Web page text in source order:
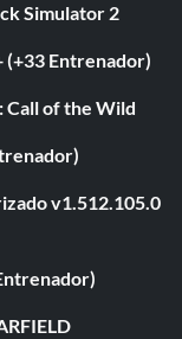
Simulator 2
(+33 Entrenador)
Call of the Wild
v1.512.105.0